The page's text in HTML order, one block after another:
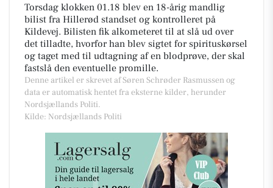
Torsdag klokken 01.18 blev en 18-årig mandlig
bilist fra Hillerød standset og kontrolleret på
Kildevej. Bilisten fik alkometeret til at slå ud over
det tilladte, hvorfor han blev sigtet for spirituskørsel
og taget med til udtagning af en blodprøve, der skal
fastslå den eventuelle promille.
Denne artikel er skrevet af Søren Schrøder Rasmussen og
data er automatisk hentet fra eksterne kilder, herunder
Nordsjællands Politi.
Kilde: Nordsjællands Politi